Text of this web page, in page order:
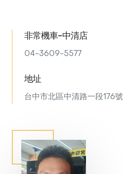
非常機車-中清店
04-3609-5577
地址
台中市北區中清路一段176號